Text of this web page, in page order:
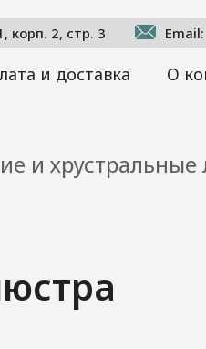
корп. 2, стр. 3 Email:
и доставка О
и